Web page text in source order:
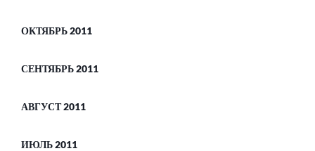
ОКТЯБРЬ 2011
СЕНТЯБРЬ 2011
АВГУСТ 2011
ИЮЛЬ 2011